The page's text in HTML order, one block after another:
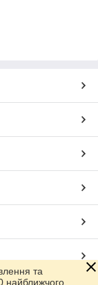
та
найближчого